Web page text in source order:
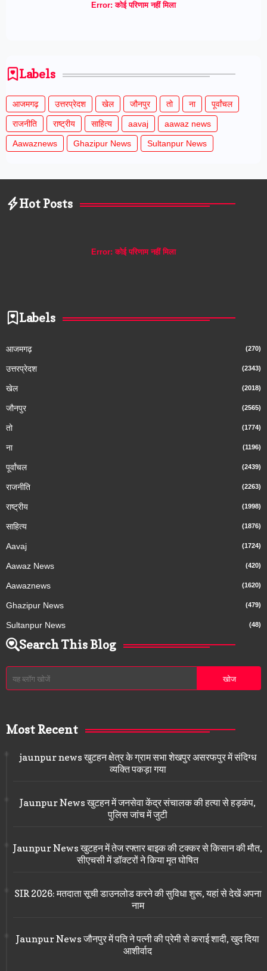
Error: कोई परिणाम नहीं मिला
Labels
आजमगढ़ उत्तरप्रेदश खेल जौनपुर तो ना पूर्वांचल
राजनीति राष्ट्रीय साहित्य aavaj aawaz news
Aawaznews Ghazipur News Sultanpur News
Hot Posts
Error: कोई परिणाम नहीं मिला
Labels
आजमगढ़ (270)
उत्तरप्रेदश (2343)
खेल (2018)
जौनपुर (2565)
तो (1774)
ना (1196)
पूर्वांचल (2439)
राजनीति (2263)
राष्ट्रीय (1998)
साहित्य (1876)
Aavaj (1724)
Aawaz News (420)
Aawaznews (1620)
Ghazipur News (479)
Sultanpur News (48)
Search This Blog
Most Recent
jaunpur news खुटहन क्षेत्र के ग्राम सभा शेखपुर असरफपुर में संदिग्ध
व्यक्ति पकड़ा गया
Jaunpur News खुटहन में जनसेवा केंद्र संचालक की हत्या से हड़कंप,
पुलिस जांच में जुटी
Jaunpur News खुटहन में तेज रफ्तार बाइक की टक्कर से किसान की मौत,
सीएचसी में डॉक्टरों ने किया मृत घोषित
SIR 2026: मतदाता सूची डाउनलोड करने की सुविधा शुरू, यहां से देखें अपना
नाम
Jaunpur News जौनपुर में पति ने पत्नी की प्रेमी से कराई शादी, खुद दिया
आशीर्वाद